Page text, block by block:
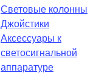
Световые колонны
Джойстики
Аксессуары к
светосигнальной
аппаратуре